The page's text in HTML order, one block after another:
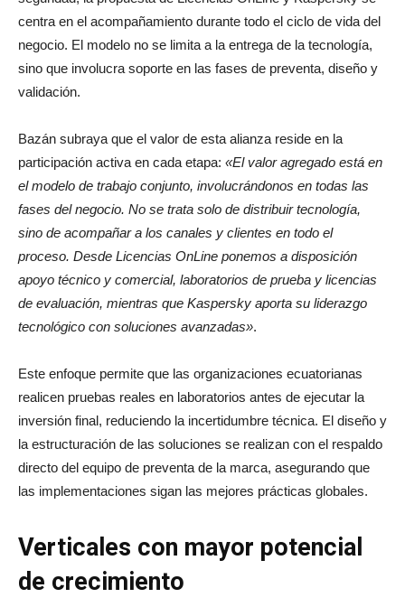
centra en el acompañamiento durante todo el ciclo de vida del
negocio. El modelo no se limita a la entrega de la tecnología,
sino que involucra soporte en las fases de preventa, diseño y
validación.
Bazán subraya que el valor de esta alianza reside en la
participación activa en cada etapa: «El valor agregado está en
el modelo de trabajo conjunto, involucrándonos en todas las
fases del negocio. No se trata solo de distribuir tecnología,
sino de acompañar a los canales y clientes en todo el
proceso. Desde Licencias OnLine ponemos a disposición
apoyo técnico y comercial, laboratorios de prueba y licencias
de evaluación, mientras que Kaspersky aporta su liderazgo
tecnológico con soluciones avanzadas».
Este enfoque permite que las organizaciones ecuatorianas
realicen pruebas reales en laboratorios antes de ejecutar la
inversión final, reduciendo la incertidumbre técnica. El diseño y
la estructuración de las soluciones se realizan con el respaldo
directo del equipo de preventa de la marca, asegurando que
las implementaciones sigan las mejores prácticas globales.
Verticales con mayor potencial
de crecimiento